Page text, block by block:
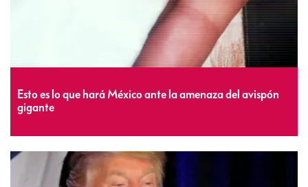
Esto es lo que hará México ante la amenaza del avispón
gigante